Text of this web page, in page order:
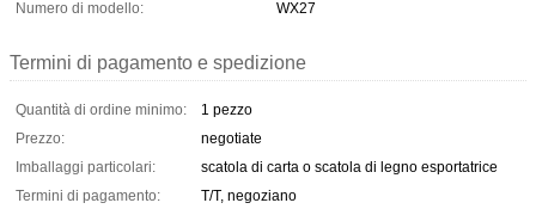
Numero di modello:
WX27
Termini di pagamento e spedizione
Quantità di ordine minimo:
1 pezzo
Prezzo:
negotiate
Imballaggi particolari:
scatola di carta o scatola di legno esportatrice
Termini di pagamento:
T/T, negoziano